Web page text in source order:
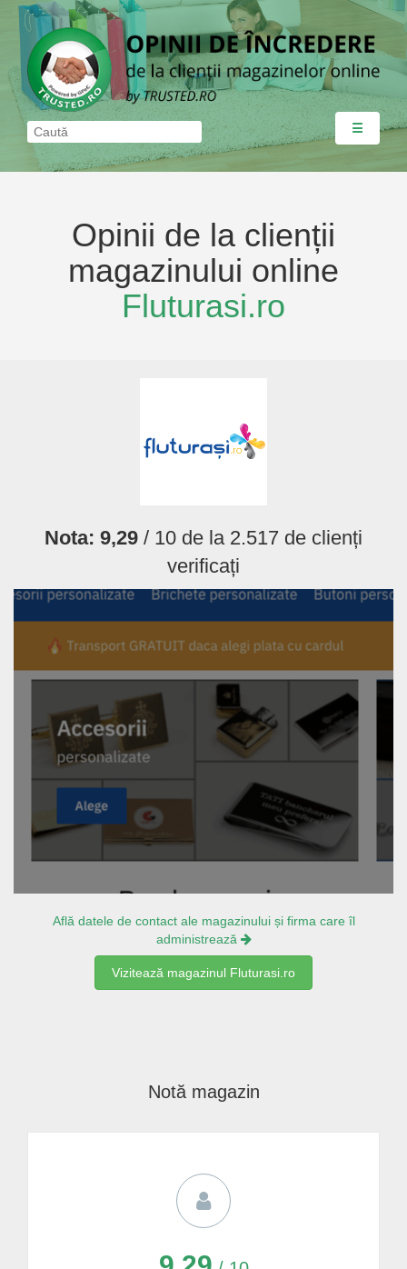
☰
Opinii de la clienții
magazinului online
Fluturasi.ro
Nota: 9,29 / 10 de la 2.517 de clienți
verificați
Află datele de contact ale magazinului și firma care îl
administrează
Vizitează magazinul Fluturasi.ro
Notă magazin